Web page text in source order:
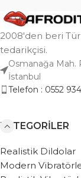
2008'den beri
tedarikçisi.
Osmanağa Mah.
İstanbul
Telefon : 0552
KATEGORILER
Realistik Dildolar
Modern